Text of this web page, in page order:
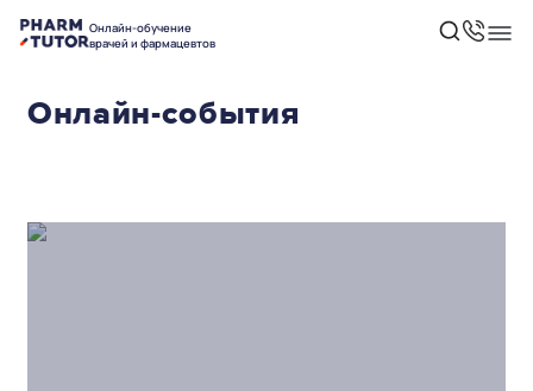
Онлайн-обучение
врачей и фармацевтов
Онлайн-события